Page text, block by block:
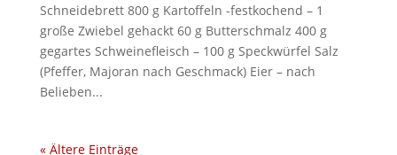
Schneidebrett 800 g Kartoffeln -festkochend – 1
große Zwiebel gehackt 60 g Butterschmalz 400 g
gegartes Schweinefleisch – 100 g Speckwürfel Salz
(Pfeffer, Majoran nach Geschmack) Eier – nach
Belieben...
« Ältere Einträge